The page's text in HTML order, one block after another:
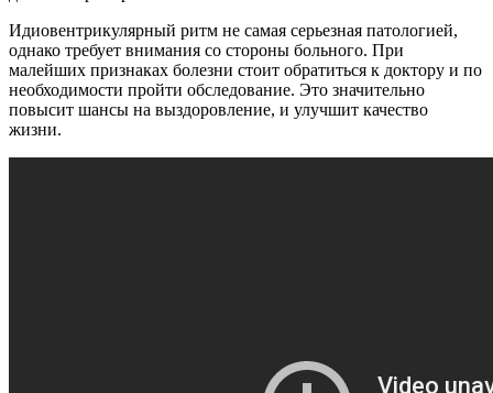
Идиовентрикулярный ритм не самая серьезная патологией,
однако требует внимания со стороны больного. При
малейших признаках болезни стоит обратиться к доктору и по
необходимости пройти обследование. Это значительно
повысит шансы на выздоровление, и улучшит качество
жизни.